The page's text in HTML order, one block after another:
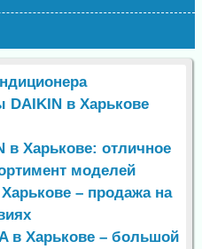
DAIKIN в Харькове
в Харькове: отличное
моделей
– продажа на
в Харькове – большой